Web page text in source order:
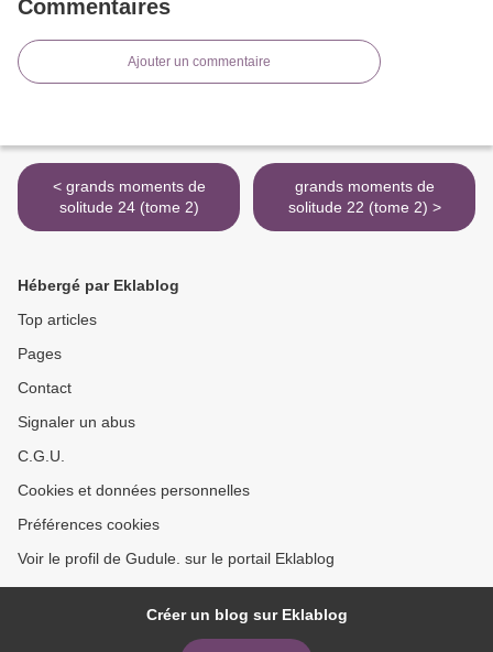
Commentaires
Ajouter un commentaire
< grands moments de
solitude 24 (tome 2)
grands moments de
solitude 22 (tome 2) >
Hébergé par Eklablog
Top articles
Pages
Contact
Signaler un abus
C.G.U.
Cookies et données personnelles
Préférences cookies
Voir le profil de Gudule. sur le portail Eklablog
Créer un blog sur Eklablog